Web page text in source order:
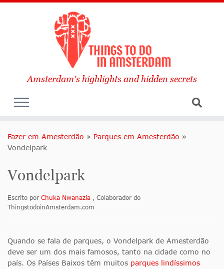
Amsterdam's highlights and hidden secrets
Fazer em Amesterdão » Parques em Amesterdão »
Vondelpark
Vondelpark
Escrito por Chuka Nwanazia , Colaborador do
ThingstodoinAmsterdam.com
Quando se fala de parques, o Vondelpark de Amesterdão
deve ser um dos mais famosos, tanto na cidade como no
país. Os Países Baixos têm muitos parques lindíssimos